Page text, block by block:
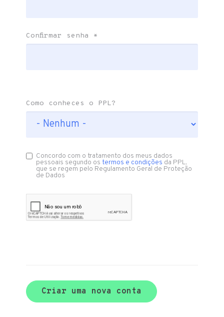
Confirmar senha *
Como conheces o PPL?
Concordo com o tratamento dos meus dados
pessoais segundo ostermos e condições da PPL,
que se regem pelo Regulamento Geral de Proteção
de Dados
Criar uma nova conta